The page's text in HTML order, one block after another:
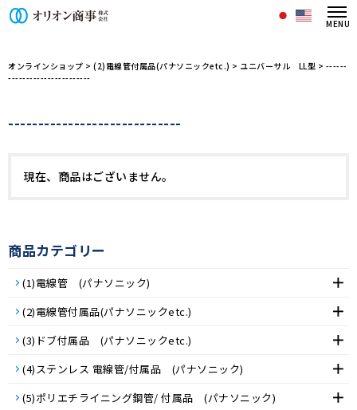
オリオン商事株式会社/商品一覧ペー
オンラインショップ > (2)電線管付属品(パナソニックetc.) > ユニバーサル LL型 > ------
-----------------------
-----------------------------
現在、商品はございません。
商品カテゴリー
(1)電線管 (パナソニック)
(2)電線管付属品(パナソニックetc.)
(3)ドブ付属品 (パナソニックetc.)
(4)ステンレス 電線管/付属品 (パナソニック)
(5)ポリエチライニング鋼管/ 付属品 (パナソニック)